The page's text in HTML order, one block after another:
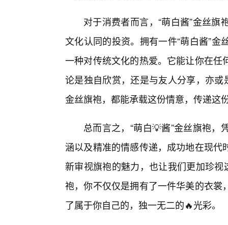
对于消费者而言，“萌白酱”金丝
文化认同的投资。拥有一件“萌白酱”
一种对传统文化的热爱。它能让你在
论是独自欣赏，还是与友人分享，亦
金丝旗袍，都能承载这份情意，传递这
总而言之，“萌白💡酱”金丝旗袍
涵以及精准的情感传递，成功地在现
新审视旗袍的魅力，也让我们更加珍
袍，你不仅仅是拥有了一件华美的衣
了属于你自己的，独一无二的🔥光彩。